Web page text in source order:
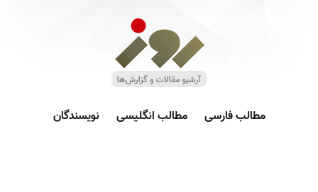
مطالب فارسی مطالب انگلیسی نویسندگان